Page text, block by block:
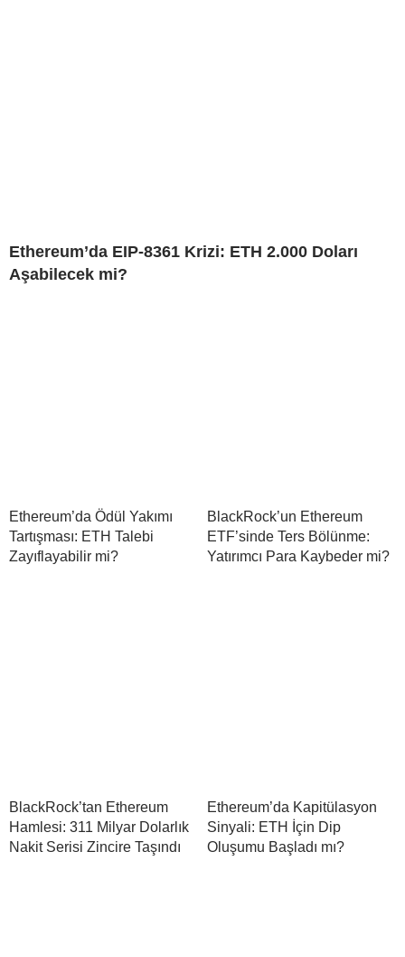
Ethereum’da EIP-8361 Krizi: ETH 2.000 Doları
Aşabilecek mi?
Ethereum’da Ödül Yakımı
Tartışması: ETH Talebi
Zayıflayabilir mi?
BlackRock’un Ethereum
ETF’sinde Ters Bölünme:
Yatırımcı Para Kaybeder mi?
BlackRock’tan Ethereum
Hamlesi: 311 Milyar Dolarlık
Nakit Serisi Zincire Taşındı
Ethereum’da Kapitülasyon
Sinyali: ETH İçin Dip
Oluşumu Başladı mı?